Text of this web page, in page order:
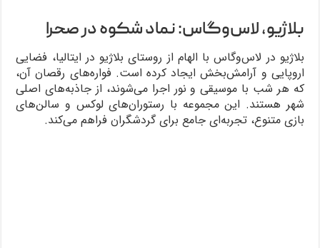
بلاژیو، لاس‌وگاس: نماد شکوه در صحرا
بلاژیو در لاس‌وگاس با الهام از روستای بلاژیو در ایتالیا، فضایی
اروپایی و آرامش‌بخش ایجاد کرده است. فواره‌های رقصان آن،
که هر شب با موسیقی و نور اجرا می‌شوند، از جاذبه‌های اصلی
شهر هستند. این مجموعه با رستوران‌های لوکس و سالن‌های
بازی متنوع، تجربه‌ای جامع برای گردشگران فراهم می‌کند.